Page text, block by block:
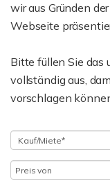
wir aus Gründen
Webseite
Bitte füllen Sie das
vollständig aus,
vorschlagen